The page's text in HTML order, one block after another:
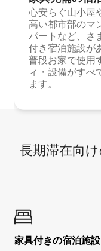
心安らぐ山小屋
高い都市部のマ
パートなど、さ
付き宿泊施設が
普段お家で使用
ィ・設備がすべ
ます。
長期滞在向
家具付き⁠の宿⁠泊⁠施⁠設